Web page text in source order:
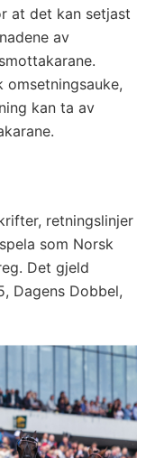
at det kan setjast
av
kan ta av
retningslinjer
som Norsk
Det gjeld
Dagens Dobbel,